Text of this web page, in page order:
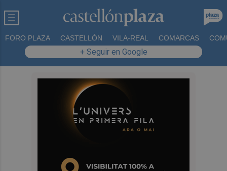
FORO PLAZA CASTELLÓN VILA-REAL COMARCAS
+ Seguir en Google